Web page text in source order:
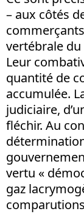
– aux côtés
vertébrale
Leur
quantité de
accumulée.
judiciaire,
fléchir. Au
vertu «
gaz